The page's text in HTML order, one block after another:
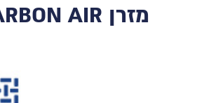
מזרן MOLLY VISCO CARBON AIR